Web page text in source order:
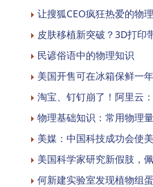
让搜狐CEO疯狂热爱的物
皮肤移植新突破？3D打印
民谚俗语中的物理知识
美国开售可在冰箱保鲜一
淘宝、钉钉崩了！阿里云
物理基础知识：常用物理量
美媒：中国科技成功会使
美国科学家研究新假肢，
何新建实验室发现植物组